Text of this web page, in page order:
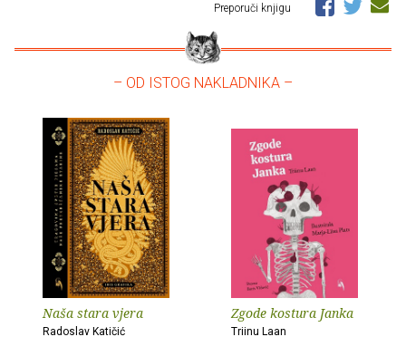
Preporuči knjigu
– OD ISTOG NAKLADNIKA –
Naša stara vjera
Radoslav Katičić
Zgode kostura Janka
Triinu Laan